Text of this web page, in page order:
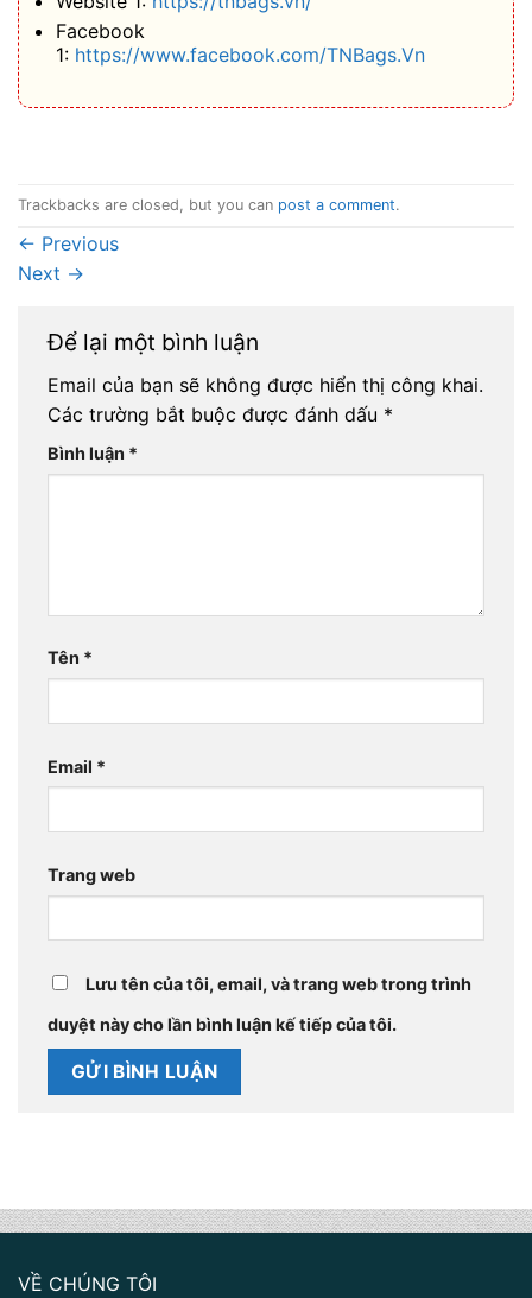
Facebook
1: https://www.facebook.com/TNBags.Vn
Trackbacks are closed, but you can post a comment.
← Previous
Next →
Để lại một bình luận
Email của bạn sẽ không được hiển thị công khai.
Các trường bắt buộc được đánh dấu *
Bình luận *
Tên *
Email *
Trang web
Lưu tên của tôi, email, và trang web trong trình
duyệt này cho lần bình luận kế tiếp của tôi.
VỀ CHÚNG TÔI